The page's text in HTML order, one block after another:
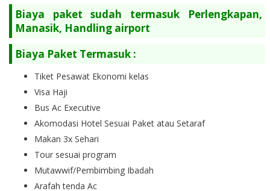
Biaya paket sudah termasuk Perlengkapan,
Manasik, Handling airport
Biaya Paket Termasuk :
Tiket Pesawat Ekonomi kelas
Visa Haji
Bus Ac Executive
Akomodasi Hotel Sesuai Paket atau Setaraf
Makan 3x Sehari
Tour sesuai program
Mutawwif/Pembimbing Ibadah
Arafah tenda Ac